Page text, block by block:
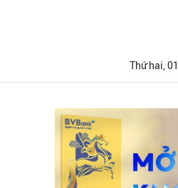
Thứ hai,